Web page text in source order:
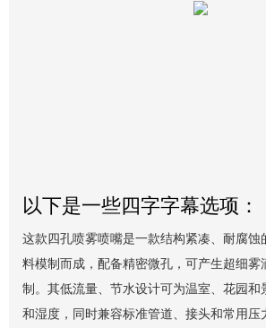
以下是一些四字字幕选项：
这款四孔喷雾喷嘴是一款结构紧凑、耐腐蚀
料模制而成，配备精密微孔，可产生超细雾
制。其低流量、节水设计可为温室、花园和
和湿度，同时兼容标准管道、接头和常用压